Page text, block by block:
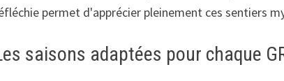
permet d'apprécier pleinement ces sentiers
saisons adaptées pour chaque